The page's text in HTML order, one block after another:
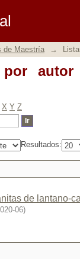
autor
de Maestría →
autor
X Y Z
Resultados:
de lantano-
06)